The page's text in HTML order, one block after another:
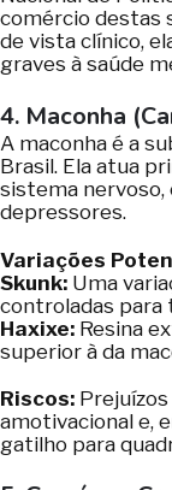
comércio destas
de vista clínico,
graves à saúde
4. Maconha
A maconha é a
Brasil. Ela atua
sistema
depressores.
Variações
Skunk: Uma
controladas para
Haxixe: Resina
superior à da
Riscos:
amotivacional e,
gatilho para